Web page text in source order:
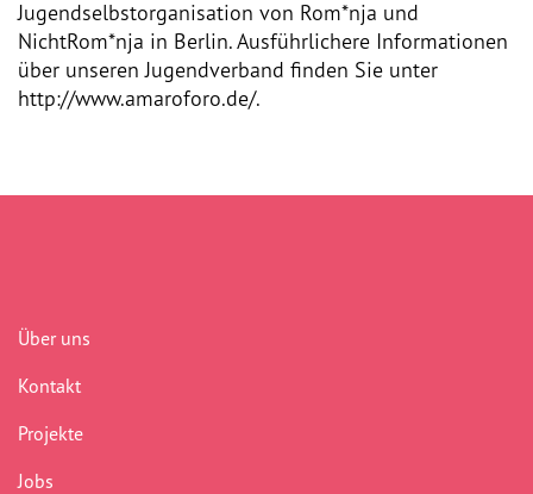
Newsletter
Jugendselbstorganisation von Rom*nja und
NichtRom*nja in Berlin. Ausführlichere Informationen
über unseren Jugendverband finden Sie unter
http://www.amaroforo.de/.
Über uns
Kontakt
Projekte
Jobs